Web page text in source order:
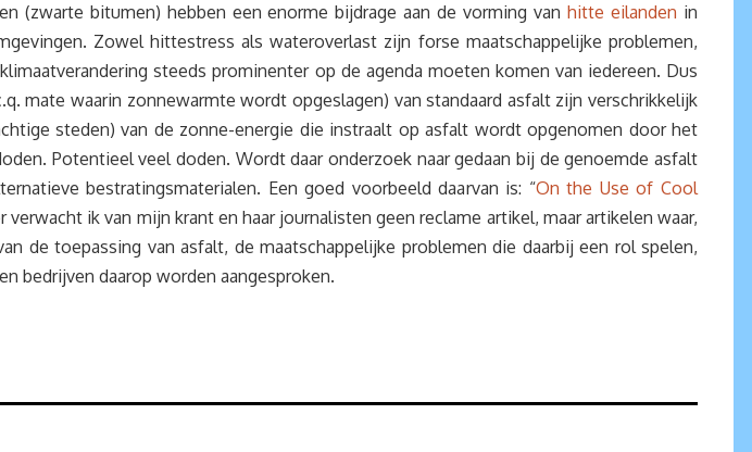
(zwarte bitumen) hebben een enorme bijdrage aan de vorming vanhitte eilanden in
Zowel hittestress als wateroverlast zijn forse maatschappelijke problemen,
steeds prominenter op de agenda moeten komen van iedereen. Dus
mate waarin zonnewarmte wordt opgeslagen) van standaard asfalt zijn verschrikkelijk
steden) van de zonne-energie die instraalt op asfalt wordt opgenomen door het
Potentieel veel doden. Wordt daar onderzoek naar gedaan bij de genoemde asfalt
bestratingsmaterialen. Een goed voorbeeld daarvan is: “On the Use of Cool
verwacht ik van mijn krant en haar journalisten geen reclame artikel, maar artikelen waar,
de toepassing van asfalt, de maatschappelijke problemen die daarbij een rol spelen,
bedrijven daarop worden aangesproken.